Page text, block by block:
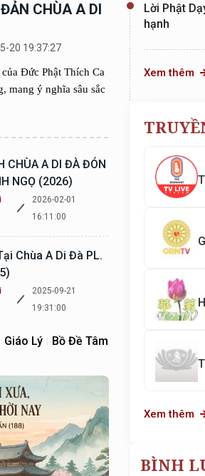
CHÙA A DI
20 19:37:27
Đức Phật Thích Ca
mang ý nghĩa sâu sắc
CHÙA A DI ĐÀ ĐÓN
NGỌ (2026)
2026-02-01
16:11:00
Chùa A Di Đà PL.
2025-09-21
19:31:00
Giáo Lý | Bồ Đề Tâm
Lời Phật
hạnh
Xem thêm
Xem thêm
BÌNH